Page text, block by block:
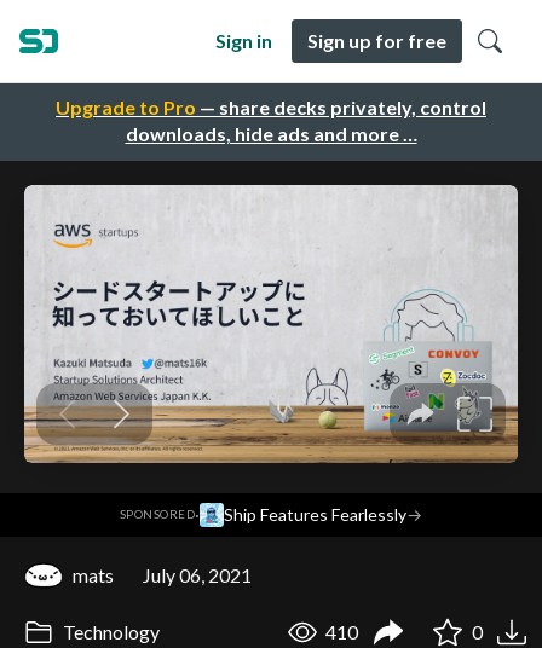
Upgrade to Pro — share decks privately, control
downloads, hide ads and more …
Sign in Sign up for free
SPONSORED· Ship Features Fearlessly→
mats July 06, 2021
Technology 410 0